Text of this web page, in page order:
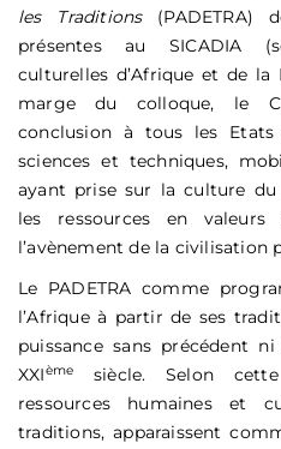
les Traditions(PADETRA)
présentes au SICADIA
culturelles d’Afrique et de
marge du colloque, le
conclusion à tous les
sciences et techniques,
ayant prise sur la culture
les ressources en
l’avènement de la civilisation
Le PADETRA comme
l’Afrique à partir de ses
puissance sans précédent
XXIème
siècle. Selon
ressources humaines et
traditions, apparaissent